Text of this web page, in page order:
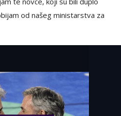
od našeg ministarstva za